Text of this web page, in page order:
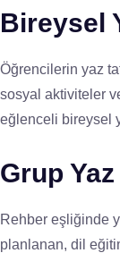
Bireysel
Öğrencilerin yaz
sosyal aktiviteler
eğlenceli bireysel
Grup
Rehber eşliğinde
planlanan, dil